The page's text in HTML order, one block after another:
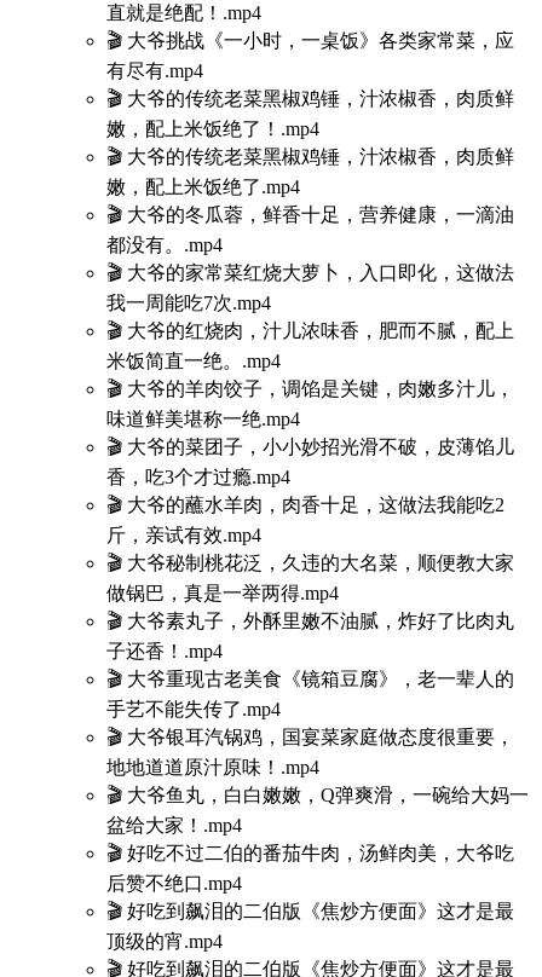
直就是绝配！.mp4
🎬 大爷挑战《一小时，一桌饭》各类家常菜，应
有尽有.mp4
🎬 大爷的传统老菜黑椒鸡锤，汁浓椒香，肉质鲜
嫩，配上米饭绝了！.mp4
🎬 大爷的传统老菜黑椒鸡锤，汁浓椒香，肉质鲜
嫩，配上米饭绝了.mp4
🎬 大爷的冬瓜蓉，鲜香十足，营养健康，一滴油
都没有。.mp4
🎬 大爷的家常菜红烧大萝卜，入口即化，这做法
我一周能吃7次.mp4
🎬 大爷的红烧肉，汁儿浓味香，肥而不腻，配上
米饭简直一绝。.mp4
🎬 大爷的羊肉饺子，调馅是关键，肉嫩多汁儿，
味道鲜美堪称一绝.mp4
🎬 大爷的菜团子，小小妙招光滑不破，皮薄馅儿
香，吃3个才过瘾.mp4
🎬 大爷的蘸水羊肉，肉香十足，这做法我能吃2
斤，亲试有效.mp4
🎬 大爷秘制桃花泛，久违的大名菜，顺便教大家
做锅巴，真是一举两得.mp4
🎬 大爷素丸子，外酥里嫩不油腻，炸好了比肉丸
子还香！.mp4
🎬 大爷重现古老美食《镜箱豆腐》，老一辈人的
手艺不能失传了.mp4
🎬 大爷银耳汽锅鸡，国宴菜家庭做态度很重要，
地地道道原汁原味！.mp4
🎬 大爷鱼丸，白白嫩嫩，Q弹爽滑，一碗给大妈一
盆给大家！.mp4
🎬 好吃不过二伯的番茄牛肉，汤鲜肉美，大爷吃
后赞不绝口.mp4
🎬 好吃到飙泪的二伯版《焦炒方便面》这才是最
顶级的宵.mp4
🎬 好吃到飙泪的二伯版《焦炒方便面》这才是最